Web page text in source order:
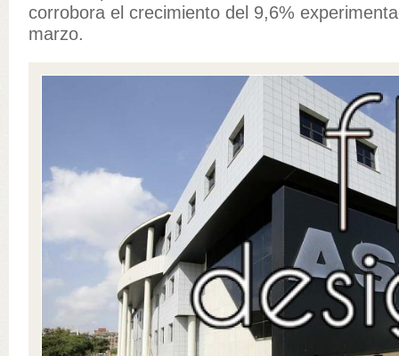
corrobora el crecimiento del 9,6%
marzo.